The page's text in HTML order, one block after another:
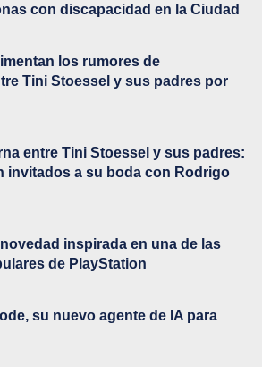
con discapacidad en la Ciudad
los rumores de
Tini Stoessel y sus padres por
entre Tini Stoessel y sus padres:
invitados a su boda con Rodrigo
inspirada en una de las
de PlayStation
su nuevo agente de IA para